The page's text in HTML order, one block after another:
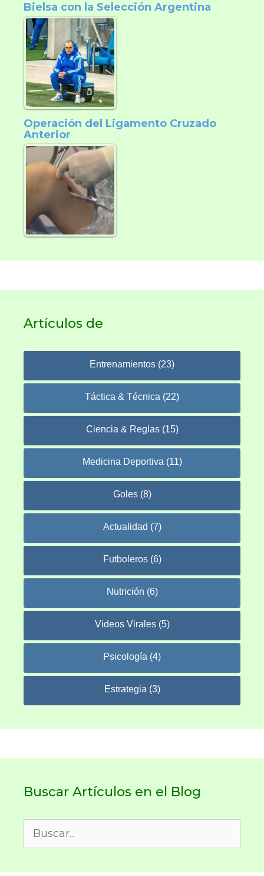
Bielsa con la Selección Argentina
Operación del Ligamento Cruzado
Anterior
Artículos de
Entrenamientos (23)
Táctica & Técnica (22)
Ciencia & Reglas (15)
Medicina Deportiva (11)
Goles (8)
Actualidad (7)
Futboleros (6)
Nutrición (6)
Videos Virales (5)
Psicología (4)
Estrategia (3)
Buscar Artículos en el Blog
Buscar: